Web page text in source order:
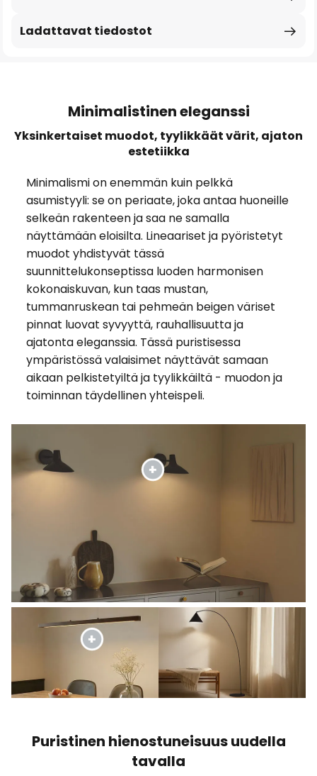
Ladattavat tiedostot
Minimalistinen eleganssi
Yksinkertaiset muodot, tyylikkäät värit, ajaton
estetiikka
Minimalismi on enemmän kuin pelkkä
asumistyyli: se on periaate, joka antaa huoneille
selkeän rakenteen ja saa ne samalla
näyttämään eloisilta. Lineaariset ja pyöristetyt
muodot yhdistyvät tässä
suunnittelukonseptissa luoden harmonisen
kokonaiskuvan, kun taas mustan,
tummanruskean tai pehmeän beigen väriset
pinnat luovat syvyyttä, rauhallisuutta ja
ajatonta eleganssia. Tässä puristisessa
ympäristössä valaisimet näyttävät samaan
aikaan pelkistetyiltä ja tyylikkäiltä - muodon ja
toiminnan täydellinen yhteispeli.
Puristinen hienostuneisuus uudella
tavalla